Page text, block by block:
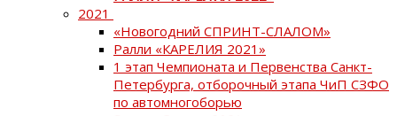
2021
«Новогодний СПРИНТ-СЛАЛОМ»
Ралли «КАРЕЛИЯ 2021»
1 этап Чемпионата и Первенства Санкт-
Петербурга, отборочный этапа ЧиП СЗФО
по автомногоборью